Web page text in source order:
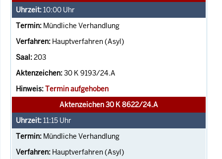
10:00 Uhr
Mündliche Verhandlung
Hauptverfahren (Asyl)
203
30 K 9193/24.A
Termin aufgehoben
Aktenzeichen 30 K 8622/24.A
11:15 Uhr
Mündliche Verhandlung
Hauptverfahren (Asyl)